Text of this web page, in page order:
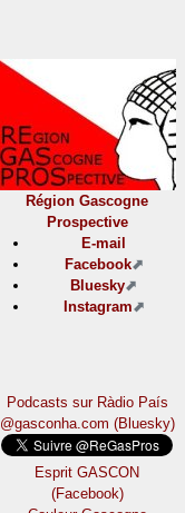
Région Gascogne
Prospective
E-mail
Facebook
Bluesky
Instagram
Podcasts sur Ràdio País
@gasconha.com (Bluesky)
Esprit GASCON
(Facebook)